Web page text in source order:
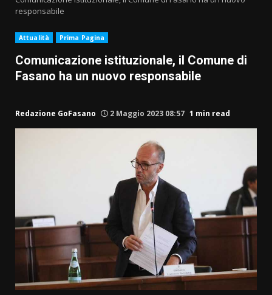
responsabile
Attualità Prima Pagina
Comunicazione istituzionale, il Comune di
Fasano ha un nuovo responsabile
Redazione GoFasano 2 Maggio 2023 08:57 1 min read